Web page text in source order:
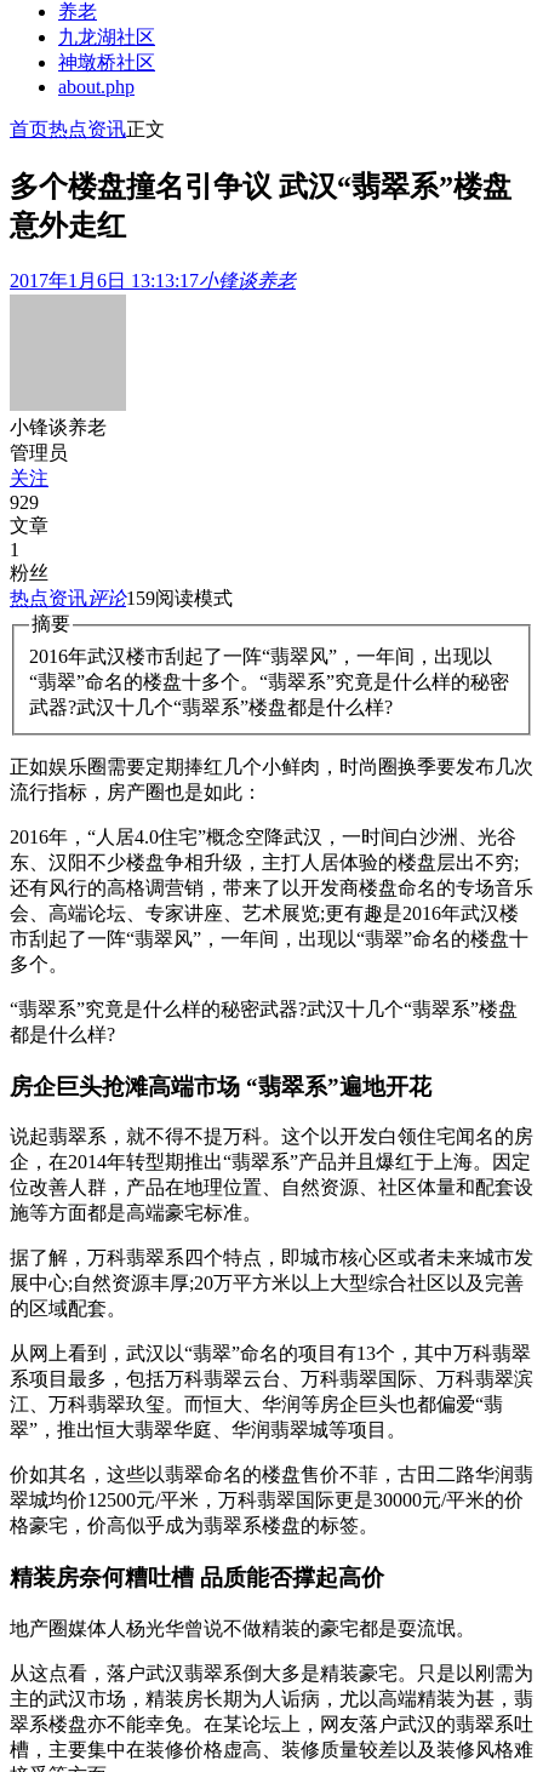
养老
九龙湖社区
神墩桥社区
about.php
首页热点资讯正文
多个楼盘撞名引争议 武汉“翡翠系”楼盘
意外走红
2017年1月6日 13:13:17小锋谈养老
小锋谈养老
管理员
关注
929
文章
1
粉丝
热点资讯评论159阅读模式
摘要
2016年武汉楼市刮起了一阵“翡翠风”，一年间，出现以
“翡翠”命名的楼盘十多个。“翡翠系”究竟是什么样的秘密
武器?武汉十几个“翡翠系”楼盘都是什么样?
正如娱乐圈需要定期捧红几个小鲜肉，时尚圈换季要发布几次
流行指标，房产圈也是如此：
2016年，“人居4.0住宅”概念空降武汉，一时间白沙洲、光谷
东、汉阳不少楼盘争相升级，主打人居体验的楼盘层出不穷;
还有风行的高格调营销，带来了以开发商楼盘命名的专场音乐
会、高端论坛、专家讲座、艺术展览;更有趣是2016年武汉楼
市刮起了一阵“翡翠风”，一年间，出现以“翡翠”命名的楼盘十
多个。
“翡翠系”究竟是什么样的秘密武器?武汉十几个“翡翠系”楼盘
都是什么样?
房企巨头抢滩高端市场 “翡翠系”遍地开花
说起翡翠系，就不得不提万科。这个以开发白领住宅闻名的房
企，在2014年转型期推出“翡翠系”产品并且爆红于上海。因定
位改善人群，产品在地理位置、自然资源、社区体量和配套设
施等方面都是高端豪宅标准。
据了解，万科翡翠系四个特点，即城市核心区或者未来城市发
展中心;自然资源丰厚;20万平方米以上大型综合社区以及完善
的区域配套。
从网上看到，武汉以“翡翠”命名的项目有13个，其中万科翡翠
系项目最多，包括万科翡翠云台、万科翡翠国际、万科翡翠滨
江、万科翡翠玖玺。而恒大、华润等房企巨头也都偏爱“翡
翠”，推出恒大翡翠华庭、华润翡翠城等项目。
价如其名，这些以翡翠命名的楼盘售价不菲，古田二路华润翡
翠城均价12500元/平米，万科翡翠国际更是30000元/平米的价
格豪宅，价高似乎成为翡翠系楼盘的标签。
精装房奈何糟吐槽 品质能否撑起高价
地产圈媒体人杨光华曾说不做精装的豪宅都是耍流氓。
从这点看，落户武汉翡翠系倒大多是精装豪宅。只是以刚需为
主的武汉市场，精装房长期为人诟病，尤以高端精装为甚，翡
翠系楼盘亦不能幸免。在某论坛上，网友落户武汉的翡翠系吐
槽，主要集中在装修价格虚高、装修质量较差以及装修风格难